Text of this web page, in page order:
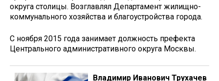
округа столицы. Возглавлял Департамент жилищно-
коммунального хозяйства и благоустройства города.
С ноября 2015 года занимает должность префекта
Центрального административного округа Москвы.
Владимир Иванович Трухачев